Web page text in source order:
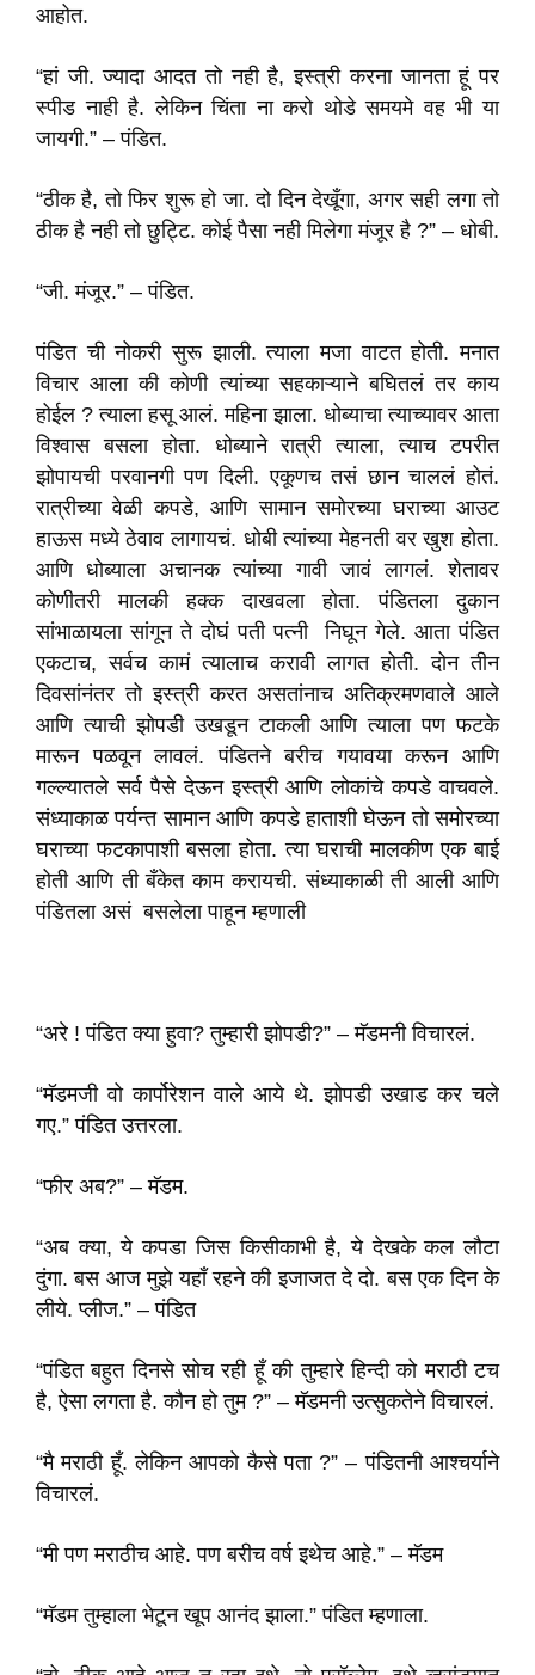
आहोत.
“हां जी. ज्यादा आदत तो नही है, इस्त्री करना जानता हूं पर
स्पीड नाही है. लेकिन चिंता ना करो थोडे समयमे वह भी या
जायगी.” – पंडित.
“ठीक है, तो फिर शुरू हो जा. दो दिन देखूँगा, अगर सही लगा तो
ठीक है नही तो छुट्टि. कोई पैसा नही मिलेगा मंजूर है ?” – धोबी.
“जी. मंजूर.” – पंडित.
पंडित ची नोकरी सुरू झाली. त्याला मजा वाटत होती. मनात
विचार आला की कोणी त्यांच्या सहकाऱ्याने बघितलं तर काय
होईल ? त्याला हसू आलं. महिना झाला. धोब्याचा त्याच्यावर आता
विश्वास बसला होता. धोब्याने रात्री त्याला, त्याच टपरीत
झोपायची परवानगी पण दिली. एकूणच तसं छान चाललं होतं.
रात्रीच्या वेळी कपडे, आणि सामान समोरच्या घराच्या आउट
हाऊस मध्ये ठेवाव लागायचं. धोबी त्यांच्या मेहनती वर खुश होता.
आणि धोब्याला अचानक त्यांच्या गावी जावं लागलं. शेतावर
कोणीतरी मालकी हक्क दाखवला होता. पंडितला दुकान
सांभाळायला सांगून ते दोघं पती पत्नी निघून गेले. आता पंडित
एकटाच, सर्वच कामं त्यालाच करावी लागत होती. दोन तीन
दिवसांनंतर तो इस्त्री करत असतांनाच अतिक्रमणवाले आले
आणि त्याची झोपडी उखडून टाकली आणि त्याला पण फटके
मारून पळवून लावलं. पंडितने बरीच गयावया करून आणि
गल्ल्यातले सर्व पैसे देऊन इस्त्री आणि लोकांचे कपडे वाचवले.
संध्याकाळ पर्यन्त सामान आणि कपडे हाताशी घेऊन तो समोरच्या
घराच्या फटकापाशी बसला होता. त्या घराची मालकीण एक बाई
होती आणि ती बँकेत काम करायची. संध्याकाळी ती आली आणि
पंडितला असं बसलेला पाहून म्हणाली
“अरे ! पंडित क्या हुवा? तुम्हारी झोपडी?” – मॅडमनी विचारलं.
“मॅडमजी वो कार्पोरेशन वाले आये थे. झोपडी उखाड कर चले
गए.” पंडित उत्तरला.
“फीर अब?” – मॅडम.
“अब क्या, ये कपडा जिस किसीकाभी है, ये देखके कल लौटा
दुंगा. बस आज मुझे यहाँ रहने की इजाजत दे दो. बस एक दिन के
लीये. प्लीज.” – पंडित
“पंडित बहुत दिनसे सोच रही हूँ की तुम्हारे हिन्दी को मराठी टच
है, ऐसा लगता है. कौन हो तुम ?” – मॅडमनी उत्सुकतेने विचारलं.
“मै मराठी हूँ. लेकिन आपको कैसे पता ?” – पंडितनी आश्चर्याने
विचारलं.
“मी पण मराठीच आहे. पण बरीच वर्ष इथेच आहे.” – मॅडम
“मॅडम तुम्हाला भेटून खूप आनंद झाला.” पंडित म्हणाला.